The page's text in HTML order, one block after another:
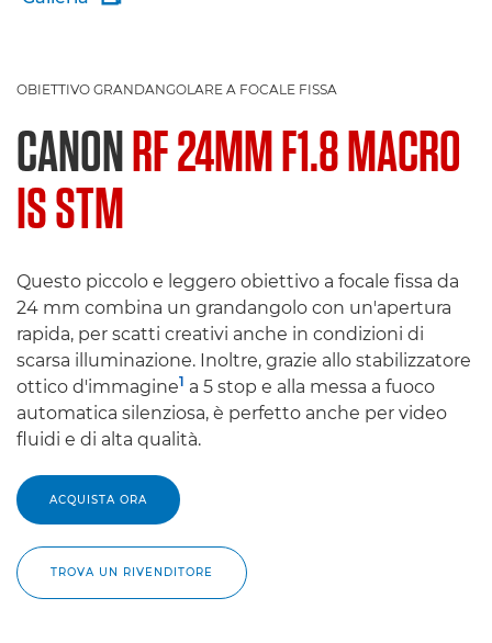
OBIETTIVO GRANDANGOLARE A FOCALE FISSA
CANONRF 24MM F1.8 MACRO
IS STM
Questo piccolo e leggero obiettivo a focale fissa da
24 mm combina un grandangolo con un'apertura
rapida, per scatti creativi anche in condizioni di
scarsa illuminazione. Inoltre, grazie allo stabilizzatore
ottico d'immagine1 a 5 stop e alla messa a fuoco
automatica silenziosa, è perfetto anche per video
fluidi e di alta qualità.
ACQUISTA ORA
TROVA UN RIVENDITORE